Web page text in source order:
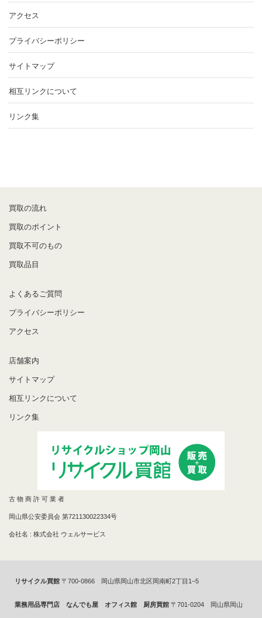
アクセス
プライバシーポリシー
サイトマップ
相互リンクについて
リンク集
買取の流れ
買取のポイント
買取不可のもの
買取品目
よくあるご質問
プライバシーポリシー
アクセス
店舗案内
サイトマップ
相互リンクについて
リンク集
古 物 商 許 可 業 者
岡山県公安委員会 第721130022334号
会社名 : 株式会社 ウェルサービス
リサイクル買館 〒700-0866 岡山県岡山市北区岡南町2丁目1−5
業務用品専門店 なんでも屋 オフィス館 厨房買館 〒701-0204 岡山県岡山